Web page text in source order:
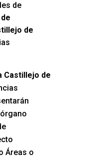
de
de
Castillejo de
Áreas o